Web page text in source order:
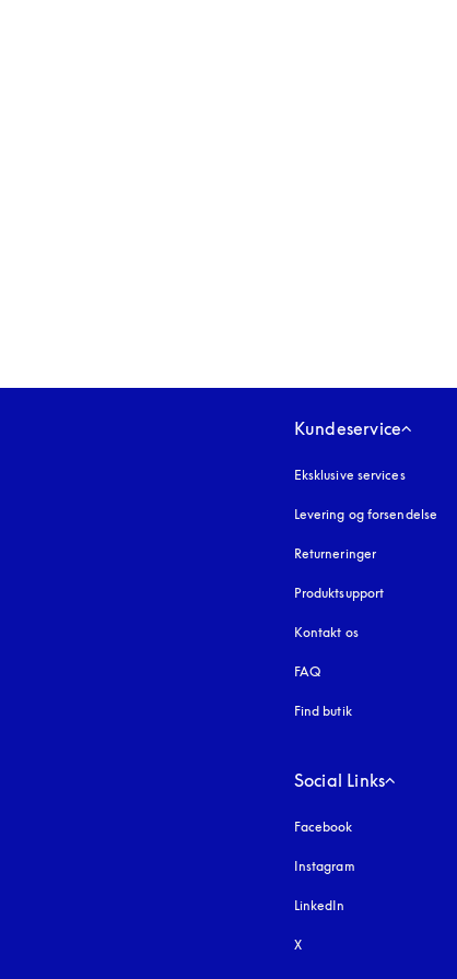
Kundeservice
Eksklusive services
Levering og forsendelse
Returneringer
Produktsupport
Kontakt os
FAQ
Find butik
Social Links
Facebook
Instagram
LinkedIn
X